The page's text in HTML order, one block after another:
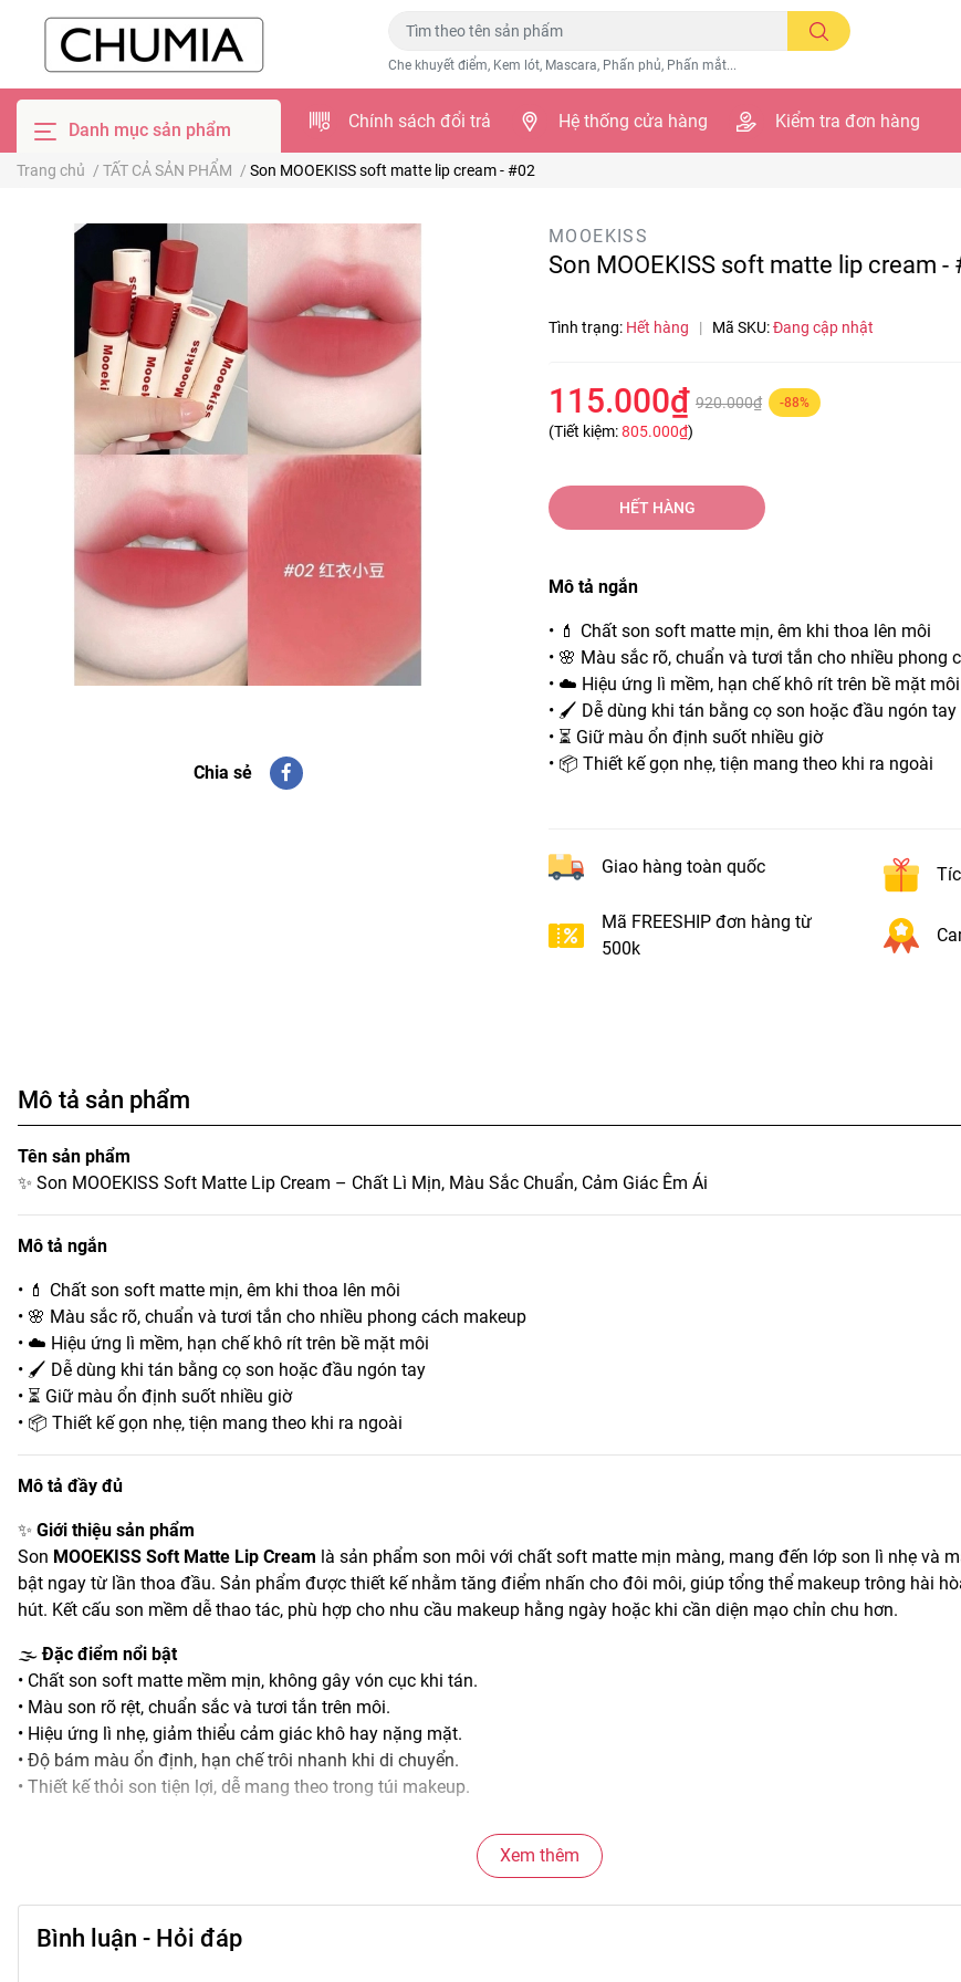
Che khuyết điểm, Kem lót, Mascara, Phấn phủ, Phấn mắt...
Danh mục sản phẩm Chính sách đổi trả Hệ thống cửa hàng Kiểm tra đơn hàng
Trang chủ / TẤT CẢ SẢN PHẨM / Son MOOEKISS soft matte lip cream - #02
Chia sẻ
MOOEKISS
Son MOOEKISS soft matte lip cream -
Tình trạng: Hết hàng | Mã SKU:Đang cập nhật
115.000₫ 920.000₫ -88%
(Tiết kiệm:805.000₫)
HẾT HÀNG
Mô tả ngắn
• 💄 Chất son soft matte mịn, êm khi thoa lên môi
• 🌸 Màu sắc rõ, chuẩn và tươi tắn cho nhiều phong
• ☁️ Hiệu ứng lì mềm, hạn chế khô rít trên bề mặt môi
• 🖌️ Dễ dùng khi tán bằng cọ son hoặc đầu ngón tay
• ⏳ Giữ màu ổn định suốt nhiều giờ
• 📦 Thiết kế gọn nhẹ, tiện mang theo khi ra ngoài
Giao hàng toàn quốc
Mã FREESHIP đơn hàng từ
500k
Mô tả sản phẩm
Tên sản phẩm
✨ Son MOOEKISS Soft Matte Lip Cream – Chất Lì Mịn, Màu Sắc Chuẩn, Cảm Giác Êm Ái
Mô tả ngắn
• 💄 Chất son soft matte mịn, êm khi thoa lên môi
• 🌸 Màu sắc rõ, chuẩn và tươi tắn cho nhiều phong cách makeup
• ☁️ Hiệu ứng lì mềm, hạn chế khô rít trên bề mặt môi
• 🖌️ Dễ dùng khi tán bằng cọ son hoặc đầu ngón tay
• ⏳ Giữ màu ổn định suốt nhiều giờ
• 📦 Thiết kế gọn nhẹ, tiện mang theo khi ra ngoài
Mô tả đầy đủ
✨ Giới thiệu sản phẩm
Son MOOEKISS Soft Matte Lip Cream là sản phẩm son môi với chất soft matte mịn màng, mang đến lớp son lì nhẹ và
bật ngay từ lần thoa đầu. Sản phẩm được thiết kế nhằm tăng điểm nhấn cho đôi môi, giúp tổng thể makeup trông hài
hút. Kết cấu son mềm dễ thao tác, phù hợp cho nhu cầu makeup hằng ngày hoặc khi cần diện mạo chỉn chu hơn.
🌫️Đặc điểm nổi bật
• Chất son soft matte mềm mịn, không gây vón cục khi tán.
• Màu son rõ rệt, chuẩn sắc và tươi tắn trên môi.
• Hiệu ứng lì nhẹ, giảm thiểu cảm giác khô hay nặng mặt.
• Độ bám màu ổn định, hạn chế trôi nhanh khi di chuyển.
• Thiết kế thỏi son tiện lợi, dễ mang theo trong túi makeup.
• Giúp đôi môi trông gọn gàng và mềm mượt trong suốt ngày.
• Duy trì lớp màu ổn định, hạn chế phai hay nhạt màu.
• Phối hợp linh hoạt với các bước trang điểm khác để hoàn thiện layout makeup.
Xem thêm
Bình luận - Hỏi đáp